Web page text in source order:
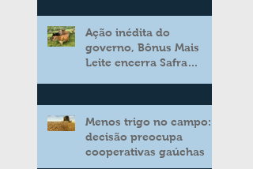
Ação inédita do
governo, Bônus Mais
Leite encerra Safra
aos produtores de leite
Menos trigo no campo:
decisão preocupa
cooperativas gaúchas